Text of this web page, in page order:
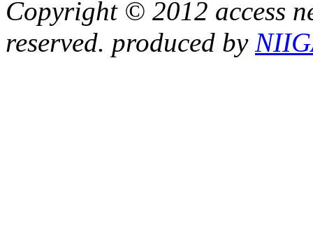
Copyright © 2012 access
reserved. produced by